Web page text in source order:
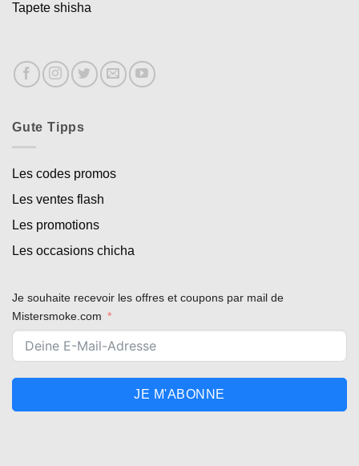
Tapete shisha
Gute Tipps
Les codes promos
Les ventes flash
Les promotions
Les occasions chicha
Je souhaite recevoir les offres et coupons par mail de
Mistersmoke.com
JE M'ABONNE